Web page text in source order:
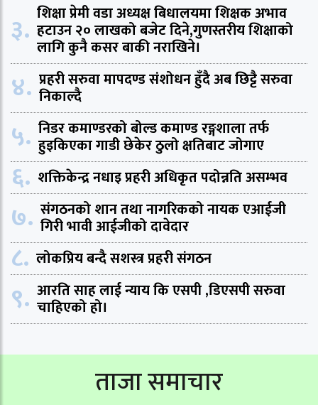
३. शिक्षा प्रेमी वडा अध्यक्ष बिधालयमा शिक्षक अभाव
हटाउन २० लाखको बजेट दिने,गुणस्तरीय शिक्षाको
लागि कुनै कसर बाकी नराखिने।
४. प्रहरी सरुवा मापदण्ड संशोधन हुँदै अब छिट्टै सरुवा
निकाल्दै
५. निडर कमाण्डरको बोल्ड कमाण्ड रङ्गशाला तर्फ
हुइकिएका गाडी छेकेर ठुलो क्षतिबाट जोगाए
६. शक्तिकेन्द्र नधाइ प्रहरी अधिकृत पदोन्नति असम्भव
७. संगठनको शान तथा नागरिकको नायक एआईजी
गिरी भावी आईजीको दावेदार
८. लोकप्रिय बन्दै सशस्त्र प्रहरी संगठन
९. आरति साह लाई न्याय कि एसपी ,डिएसपी सरुवा
चाहिएको हो।
ताजा समाचार